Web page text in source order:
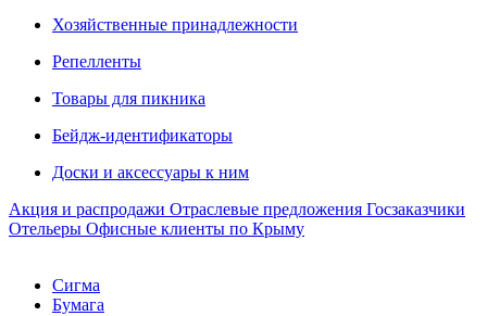
Хозяйственные принадлежности
Репелленты
Товары для пикника
Бейдж-идентификаторы
Доски и аксессуары к ним
Акция и распродажи Отраслевые предложения Госзаказчики
Отельеры Офисные клиенты по Крыму
Сигма
Бумага